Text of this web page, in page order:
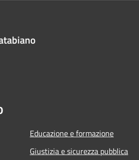
Educazione e formazione
Giustizia e sicurezza pubblica